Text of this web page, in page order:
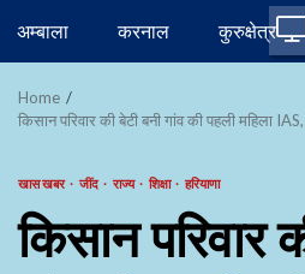
content
अम्बाला करनाल कुरुक्षेत्र
Home
किसान परिवार की बेटी बनी गांव की पहली महिला
खास खबर जींद राज्य शिक्षा हरियाणा
किसान परिवार